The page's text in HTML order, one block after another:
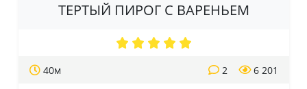
ТЕРТЫЙ ПИРОГ С ВАРЕНЬЕМ
40м 6 201
2